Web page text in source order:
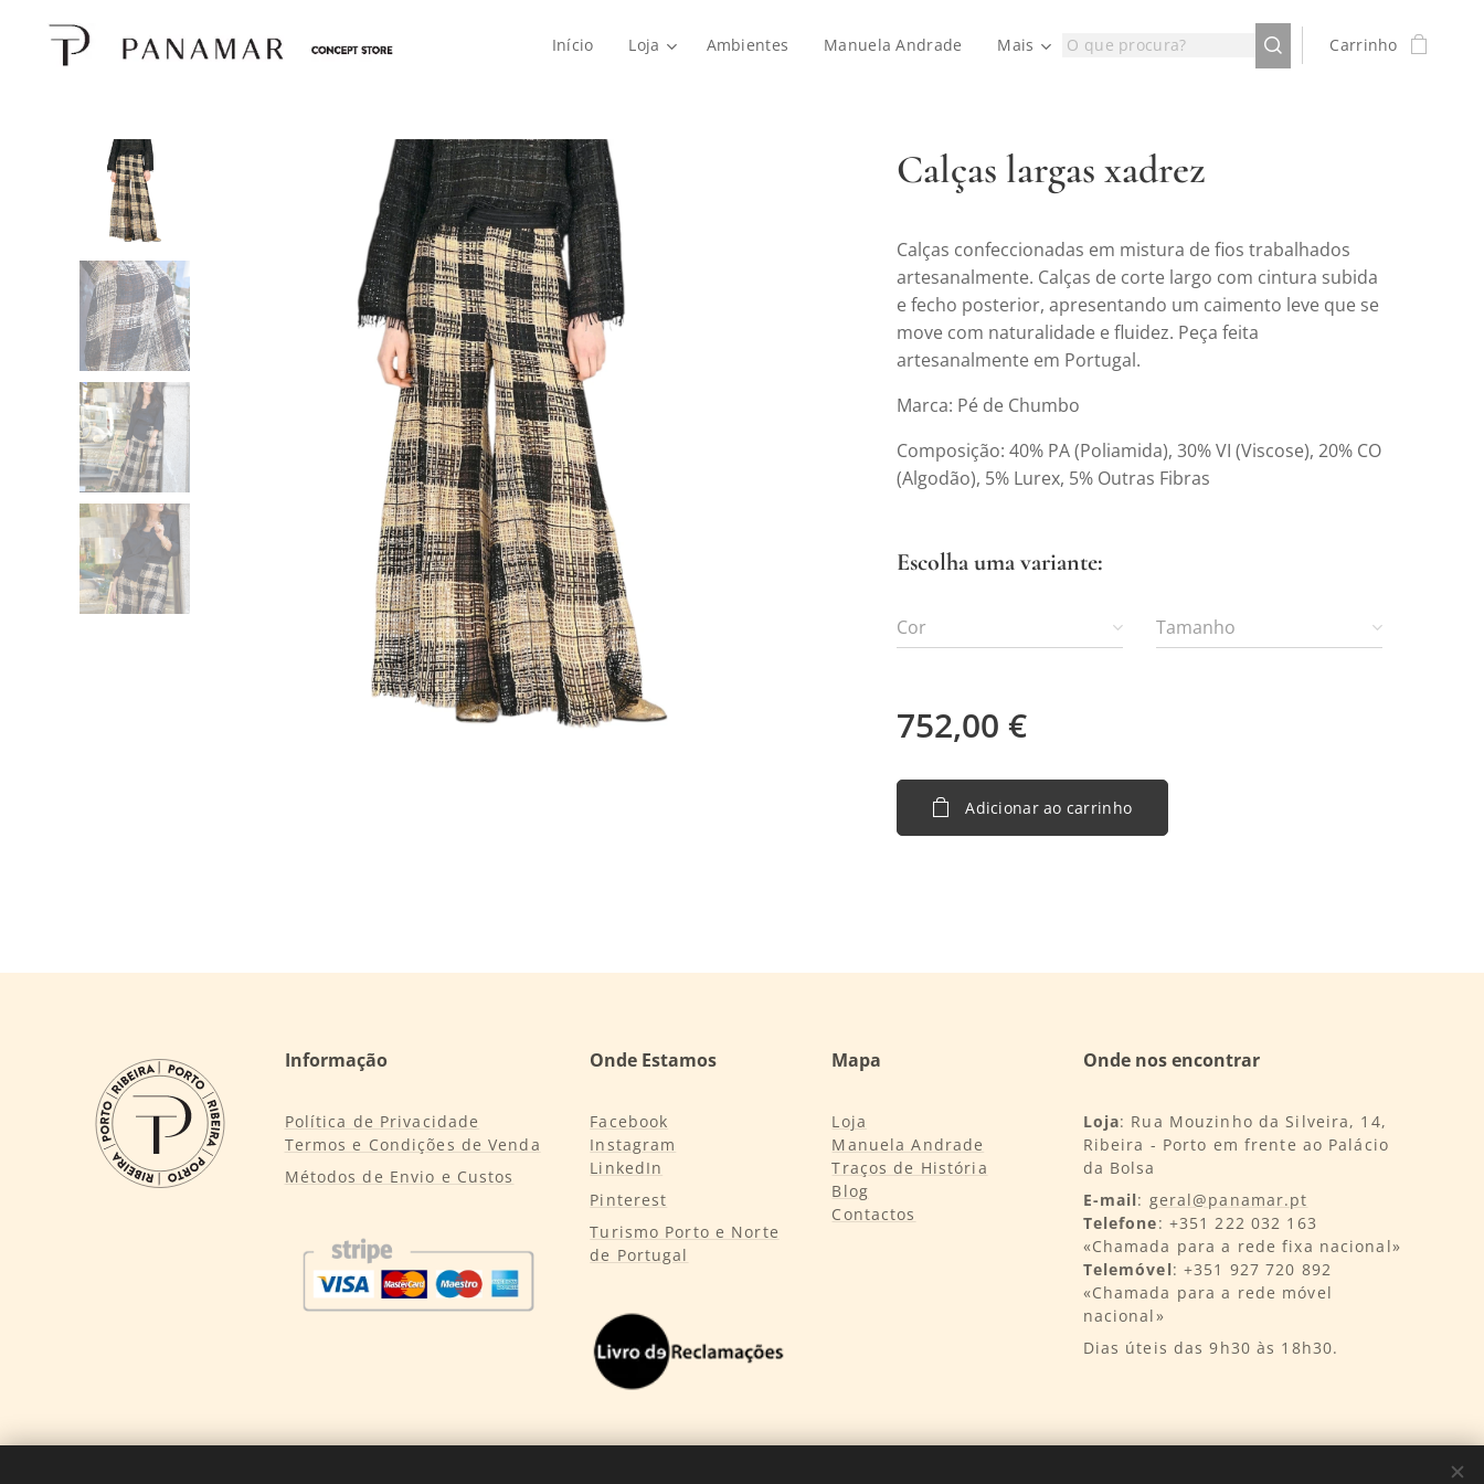
Início Loja Ambientes Manuela Andrade Mais Carrinho
Calças largas xadrez
Calças confeccionadas em mistura de fios trabalhados
artesanalmente. Calças de corte largo com cintura subida
e fecho posterior, apresentando um caimento leve que se
move com naturalidade e fluidez. Peça feita
artesanalmente em Portugal.
Marca: Pé de Chumbo
Composição: 40% PA (Poliamida), 30% VI (Viscose), 20% CO
(Algodão), 5% Lurex, 5% Outras Fibras
Escolha uma variante:
Cor Tamanho
752,00 €
Adicionar ao carrinho
Informação
Política de Privacidade
Termos e Condições de Venda
Métodos de Envio e Custos
Onde Estamos
Facebook
Instagram
LinkedIn
Pinterest
Turismo Porto e Norte
de Portugal
Mapa
Loja
Manuela Andrade
Traços de História
Blog
Contactos
Onde nos encontrar
Loja: Rua Mouzinho da Silveira, 14,
Ribeira - Porto em frente ao Palácio
da Bolsa
E-mail: geral@panamar.pt
Telefone: +351 222 032 163
«Chamada para a rede fixa nacional»
Telemóvel: +351 927 720 892
«Chamada para a rede móvel
nacional»
Dias úteis das 9h30 às 18h30.